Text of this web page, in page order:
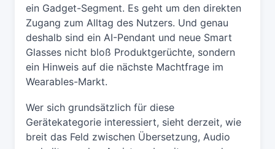
ein Gadget-Segment. Es geht um den direkten
Zugang zum Alltag des Nutzers. Und genau
deshalb sind ein AI-Pendant und neue Smart
Glasses nicht bloß Produktgerüchte, sondern
ein Hinweis auf die nächste Machtfrage im
Wearables-Markt.
Wer sich grundsätzlich für diese
Gerätekategorie interessiert, sieht derzeit, wie
breit das Feld zwischen Übersetzung, Audio